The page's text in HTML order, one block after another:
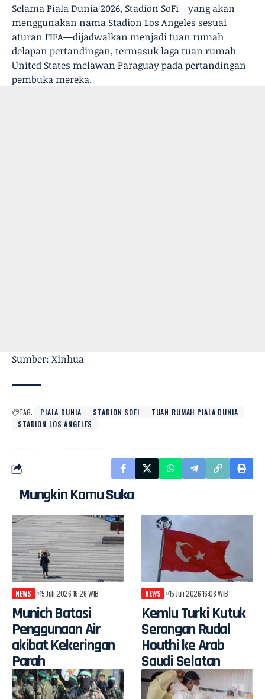
Selama Piala Dunia 2026, Stadion SoFi—yang akan
menggunakan nama Stadion Los Angeles sesuai
aturan FIFA—dijadwalkan menjadi tuan rumah
delapan pertandingan, termasuk laga tuan rumah
United States melawan Paraguay pada pertandingan
pembuka mereka.
Sumber: Xinhua
TAG: PIALA DUNIA STADION SOFI
TUAN RUMAH PIALA DUNIA
STADION LOS ANGELES
Mungkin Kamu Suka
NEWS 15 Juli 2026 16:26 WIB
Munich Batasi
Penggunaan Air
akibat Kekeringan
Parah
NEWS 15 Juli 2026 16:08 WIB
Kemlu Turki Kutuk
Serangan Rudal
Houthi ke Arab
Saudi Selatan